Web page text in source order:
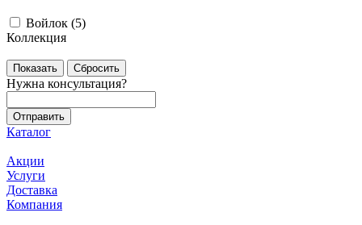
Войлок (5)
Коллекция
Сбросить
Нужна консультация?
Каталог
Акции
Услуги
Доставка
Компания